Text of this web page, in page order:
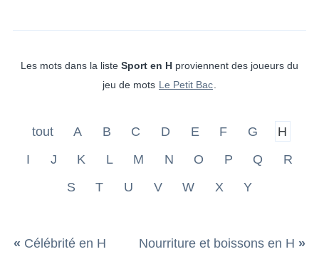
Les mots dans la liste Sport en H proviennent des joueurs du
jeu de mots Le Petit Bac
tout A B C D E F G
H
I
J K L M N O P Q
R
S
T U V W X Y
« Célébrité en H Nourriture et boissons en H »